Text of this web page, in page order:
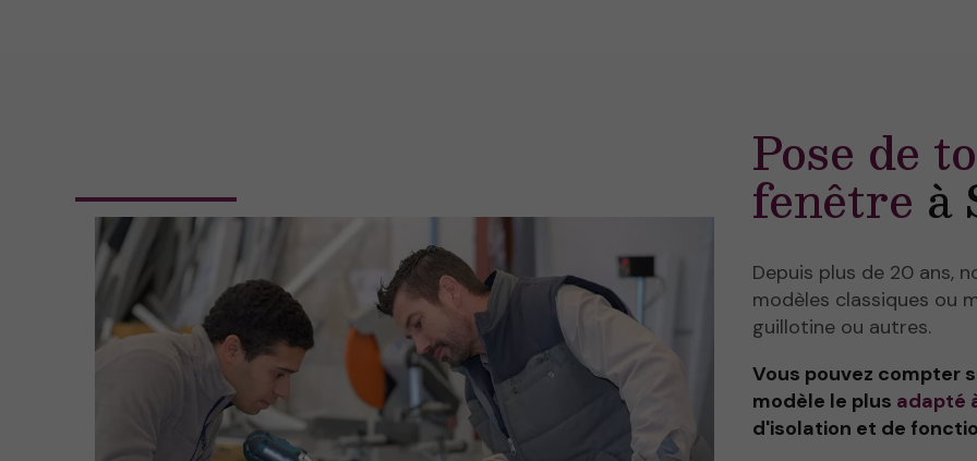
Pose de
fenêtre à
Depuis plus de 20 ans,
modèles classiques ou
guillotine ou autres.
Vous pouvez compter
modèle le plus adapté
d'isolation et de